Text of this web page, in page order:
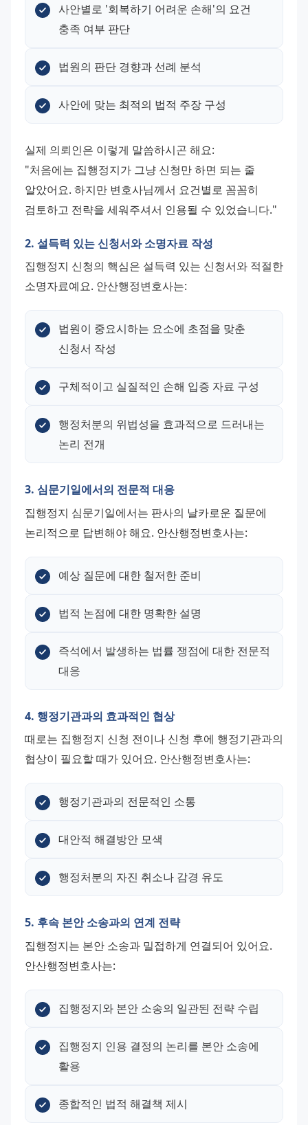
사안별로 '회복하기 어려운 손해'의 요건
충족 여부 판단
법원의 판단 경향과 선례 분석
사안에 맞는 최적의 법적 주장 구성
실제 의뢰인은 이렇게 말씀하시곤 해요:
"처음에는 집행정지가 그냥 신청만 하면 되는 줄
알았어요. 하지만 변호사님께서 요건별로 꼼꼼히
검토하고 전략을 세워주셔서 인용될 수 있었습니다."
2. 설득력 있는 신청서와 소명자료 작성
집행정지 신청의 핵심은 설득력 있는 신청서와 적절한
소명자료예요. 안산행정변호사는:
법원이 중요시하는 요소에 초점을 맞춘
신청서 작성
구체적이고 실질적인 손해 입증 자료 구성
행정처분의 위법성을 효과적으로 드러내는
논리 전개
3. 심문기일에서의 전문적 대응
집행정지 심문기일에서는 판사의 날카로운 질문에
논리적으로 답변해야 해요. 안산행정변호사는:
예상 질문에 대한 철저한 준비
법적 논점에 대한 명확한 설명
즉석에서 발생하는 법률 쟁점에 대한 전문적
대응
4. 행정기관과의 효과적인 협상
때로는 집행정지 신청 전이나 신청 후에 행정기관과의
협상이 필요할 때가 있어요. 안산행정변호사는:
행정기관과의 전문적인 소통
대안적 해결방안 모색
행정처분의 자진 취소나 감경 유도
5. 후속 본안 소송과의 연계 전략
집행정지는 본안 소송과 밀접하게 연결되어 있어요.
안산행정변호사는:
집행정지와 본안 소송의 일관된 전략 수립
집행정지 인용 결정의 논리를 본안 소송에
활용
종합적인 법적 해결책 제시